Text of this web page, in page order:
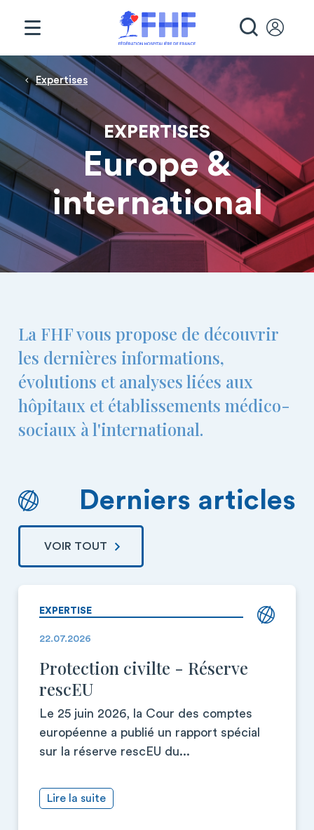
Fil d'Ariane
Expertises
EXPERTISES
Europe &
international
La FHF vous propose de découvrir
les dernières informations,
évolutions et analyses liées aux
hôpitaux et établissements médico-
sociaux à l'international.
Derniers articles
VOIR TOUT
EXPERTISE
22.07.2026
Protection civilte - Réserve
rescEU
Le 25 juin 2026, la Cour des comptes
européenne a publié un rapport spécial
sur la réserve rescEU du...
Lire la suite
Panneau de gestion des cookies